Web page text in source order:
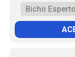
Bicho Esperto